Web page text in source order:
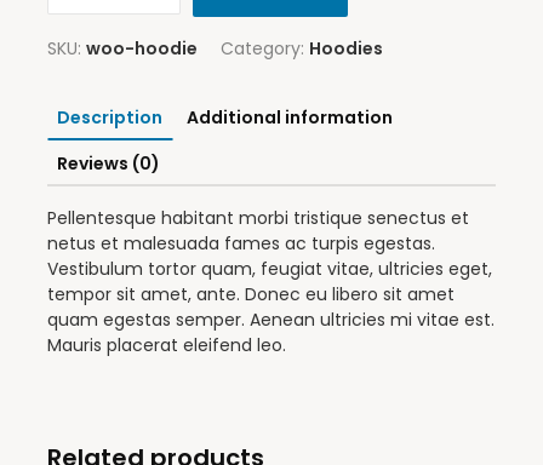
SKU: woo-hoodie Category: Hoodies
Description
Additional information
Reviews (0)
Pellentesque habitant morbi tristique senectus et
netus et malesuada fames ac turpis egestas.
Vestibulum tortor quam, feugiat vitae, ultricies eget,
tempor sit amet, ante. Donec eu libero sit amet
quam egestas semper. Aenean ultricies mi vitae est.
Mauris placerat eleifend leo.
Related products